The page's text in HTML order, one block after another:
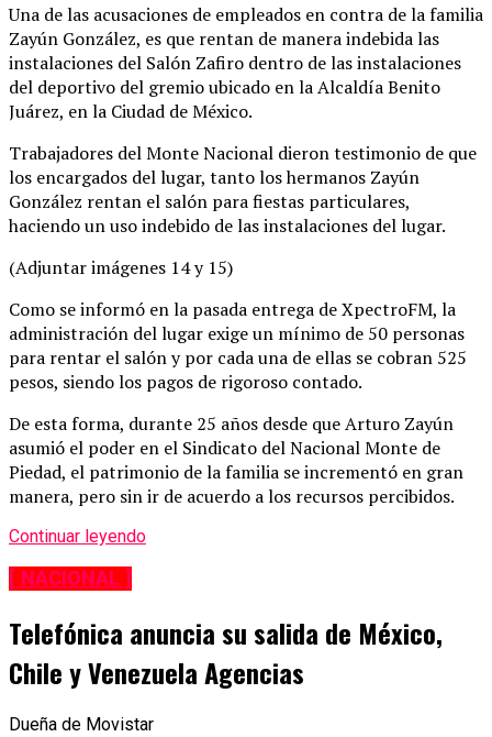
Una de las acusaciones de empleados en contra de la familia
Zayún González, es que rentan de manera indebida las
instalaciones del Salón Zafiro dentro de las instalaciones
del deportivo del gremio ubicado en la Alcaldía Benito
Juárez, en la Ciudad de México.
Trabajadores del Monte Nacional dieron testimonio de que
los encargados del lugar, tanto los hermanos Zayún
González rentan el salón para fiestas particulares,
haciendo un uso indebido de las instalaciones del lugar.
(Adjuntar imágenes 14 y 15)
Como se informó en la pasada entrega de XpectroFM, la
administración del lugar exige un mínimo de 50 personas
para rentar el salón y por cada una de ellas se cobran 525
pesos, siendo los pagos de rigoroso contado.
De esta forma, durante 25 años desde que Arturo Zayún
asumió el poder en el Sindicato del Nacional Monte de
Piedad, el patrimonio de la familia se incrementó en gran
manera, pero sin ir de acuerdo a los recursos percibidos.
Continuar leyendo
[ NACIONAL ]
Telefónica anuncia su salida de México,
Chile y Venezuela Agencias
Dueña de Movistar